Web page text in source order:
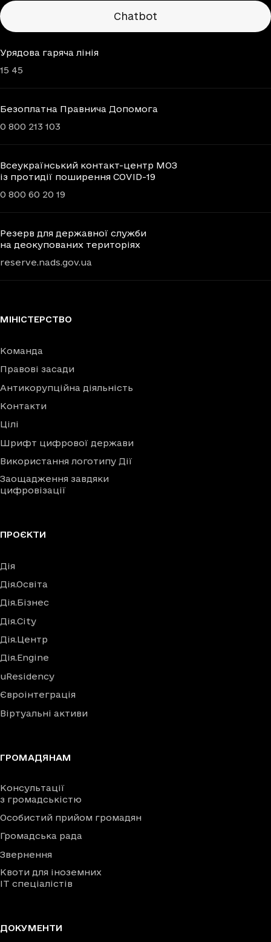
Chatbots
Chatbot
Урядова гаряча лінія
15 45
Безоплатна Правнича Допомога
0 800 213 103
Всеукраїнський контакт-центр МОЗ
із протидії поширення COVID-19
0 800 60 20 19
Резерв для державної служби
на деокупованих територіях
reserve.nads.gov.ua
МІНІСТЕРСТВО
Команда
Правові засади
Антикорупційна діяльність
Контакти
Цілі
Шрифт цифрової держави
Використання логотипу Дії
Заощадження завдяки
цифровізації
ПРОЄКТИ
Дія
Дія.Освіта
Дія.Бізнес
Дія.City
Дія.Центр
Дія.Engine
uResidency
Євроінтеграція
Віртуальні активи
ГРОМАДЯНАМ
Консультації
з громадськістю
Особистий прийом громадян
Громадська рада
Звернення
Квоти для іноземних
IT спеціалістів
ДОКУМЕНТИ